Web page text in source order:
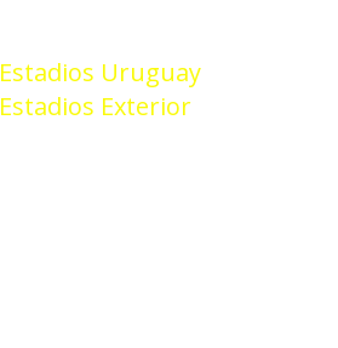
Estadios Uruguay
Estadios Exterior